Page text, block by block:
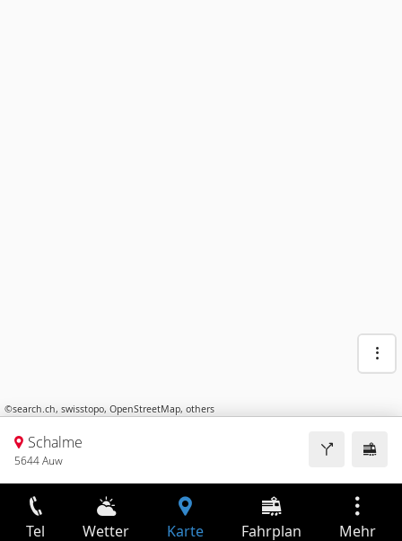
©search.ch, swisstopo, OpenStreetMap, others
Schalme
5644 Auw
Tel Wetter Karte Fahrplan Mehr